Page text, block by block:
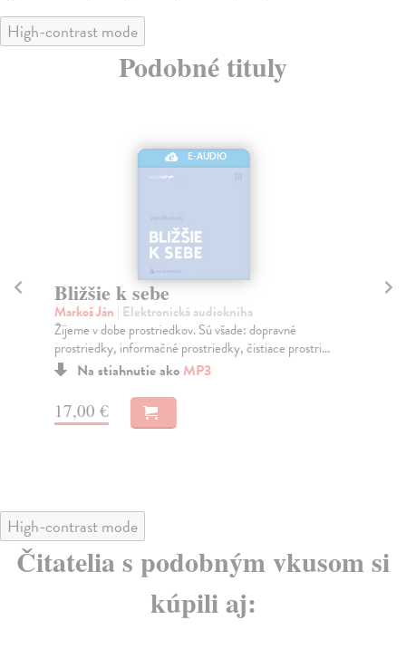
High-contrast mode
Podobné tituly
E-AUDIO
Bližšie k sebe
Markoš Ján | Elektronická audiokniha
Žijeme v dobe prostriedkov. Sú všade: dopravné
prostriedky, informačné prostriedky, čistiace prostri...
Na stiahnutie ako MP3
17,00 €
High-contrast mode
Čitatelia s podobným vkusom si
kúpili aj: